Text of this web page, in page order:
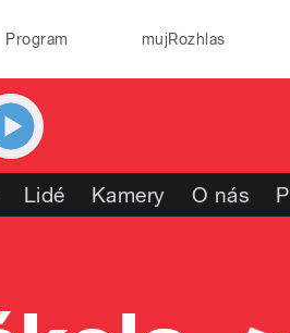
Program mujRozhlas
Lidé Kamery O nás